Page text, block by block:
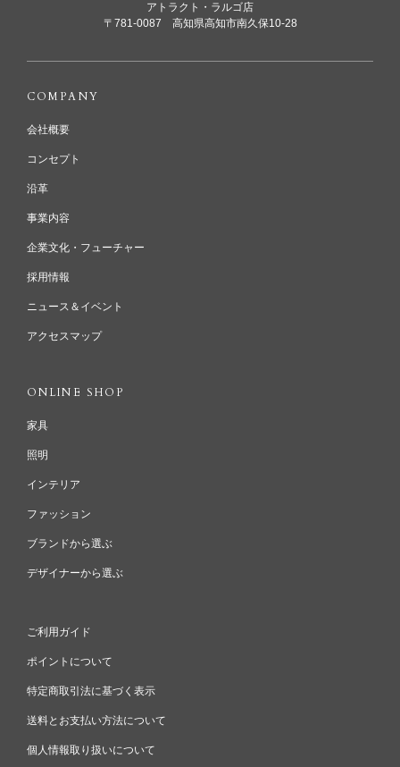
アトラクト・ラルゴ店
〒781-0087 高知県高知市南久保10-28
COMPANY
会社概要
コンセプト
沿革
事業内容
企業文化・フューチャー
採用情報
ニュース＆イベント
アクセスマップ
ONLINE SHOP
家具
照明
インテリア
ファッション
ブランドから選ぶ
デザイナーから選ぶ
ご利用ガイド
ポイントについて
特定商取引法に基づく表示
送料とお支払い方法について
個人情報取り扱いについて